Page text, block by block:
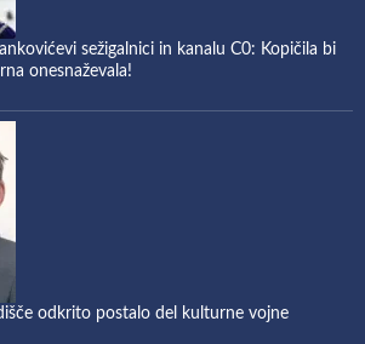
sežigalnici in kanalu C0: Kopičila bi
onesnaževala!
odkrito postalo del kulturne vojne